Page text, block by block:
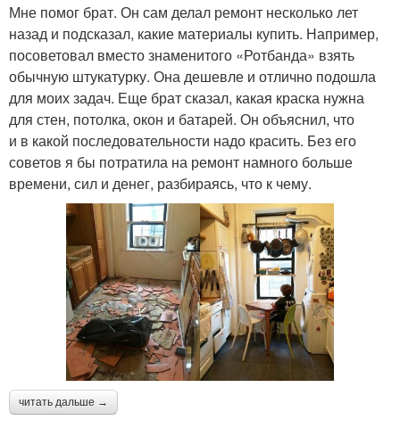
Мне помог брат. Он сам делал ремонт несколько лет
назад и подсказал, какие материалы купить. Например,
посоветовал вместо знаменитого «Ротбанда» взять
обычную штукатурку. Она дешевле и отлично подошла
для моих задач. Еще брат сказал, какая краска нужна
для стен, потолка, окон и батарей. Он объяснил, что
и в какой последовательности надо красить. Без его
советов я бы потратила на ремонт намного больше
времени, сил и денег, разбираясь, что к чему.
читать дальше →